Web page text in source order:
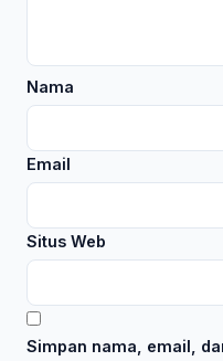
Nama
Email
Situs Web
Simpan nama, email,